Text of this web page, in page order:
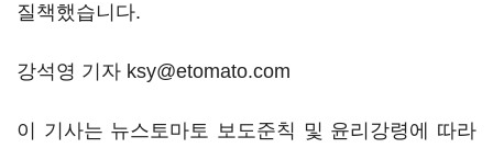
질책했습니다.
강석영 기자 ksy@etomato.com
이 기사는 뉴스토마토 보도준칙 및 윤리강령에 따라